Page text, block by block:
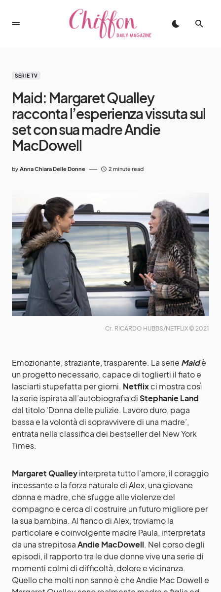
SERIE TV
Maid: Margaret Qualley
racconta l’esperienza vissuta sul
set con sua madre Andie
MacDowell
by Anna Chiara Delle Donne 2 minute read
Cr. RICARDO HUBBS/NETFLIX © 2021
Emozionante, straziante, trasparente. La serie Maidè
un progetto necessario, capace di toglierti il fiato e
lasciarti stupefatta per giorni. Netflixci mostra così
la serie ispirata all’autobiografia diStephanie Land
dal titolo ‘Donna delle pulizie. Lavoro duro, paga
bassa e la volontà di sopravvivere di una madre’,
entrata nella classifica dei bestseller del New York
Times.
Margaret Qualleyinterpreta tutto l’amore, il coraggio
incessante e la forza naturale di Alex, una giovane
donna e madre, che sfugge alle violenze del
compagno e cerca di costruire un futuro migliore per
la sua bambina. Al fianco di Alex, troviamo la
particolare e coinvolgente madre Paula, interpretata
da una strepitosaAndie MacDowell. Nel corso degli
episodi, il rapporto tra le due donne vive una serie di
momenti colmi di difficoltà, dolore e vicinanza.
Quello che molti non sanno è che Andie Mac Dowell e